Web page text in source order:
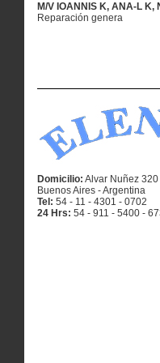
M/V IOANNIS K, ANA-L K,
Reparación genera
Domicilio: Alvar Nuñez
Buenos Aires - Argentina
Tel: 54 - 11 - 4301 - 0702
24 Hrs: 54 - 911 - 5400 -